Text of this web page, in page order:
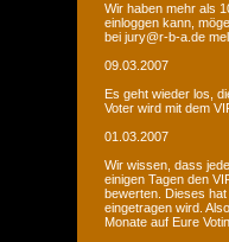
Wir haben mehr als
einloggen kann,
bei jury@r-b-a.de
09.03.2007
Es geht wieder los,
Voter wird mit dem
01.03.2007
Wir wissen, dass
einigen Tagen den
bewerten. Dieses
eingetragen wird.
Monate auf Eure